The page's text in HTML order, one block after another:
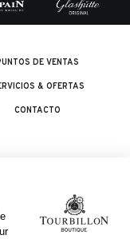
DE VENTAS
& OFERTAS
CONTACTO